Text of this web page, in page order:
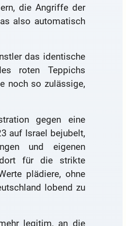
die Angriffe der
also automatisch
das identische
roten Teppichs
noch so zulässige,
gegen eine
auf Israel bejubelt,
und eigenen
dort für die strikte
plädiere, ohne
lobend zu
legitim, an die